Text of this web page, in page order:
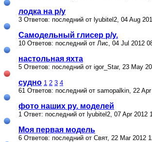
лодка на р/у
3 Ответов: последний от lyubitel2, 04 Aug
Самодельный глисер р/у.
10 Ответов: последний от Лис, 04 Jul 2012
настольная яхта
5 Ответов: последний от igor_Star, 23 May
судно 1 2 3 4
61 Ответов: последний от samopalkin, 22
фото наших ру. моделей
1 Ответ: последний от lyubitel2, 07 Apr 2012
Моя первая модель
6 Ответов: последний от Свят, 22 Mar 2012